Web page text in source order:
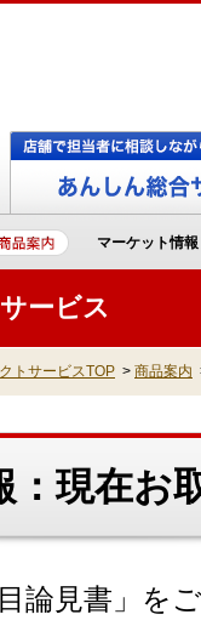
マーケット情報
ービス
トサービスTOP > 商品案内
：現在お
論見書」を